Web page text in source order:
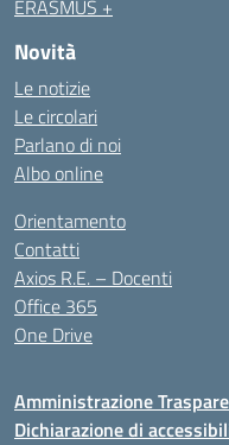
ERASMUS +
Novità
Le notizie
Le circolari
Parlano di noi
Albo online
Orientamento
Contatti
Axios R.E. – Docenti
Office 365
One Drive
Amministrazione
Dichiarazione di